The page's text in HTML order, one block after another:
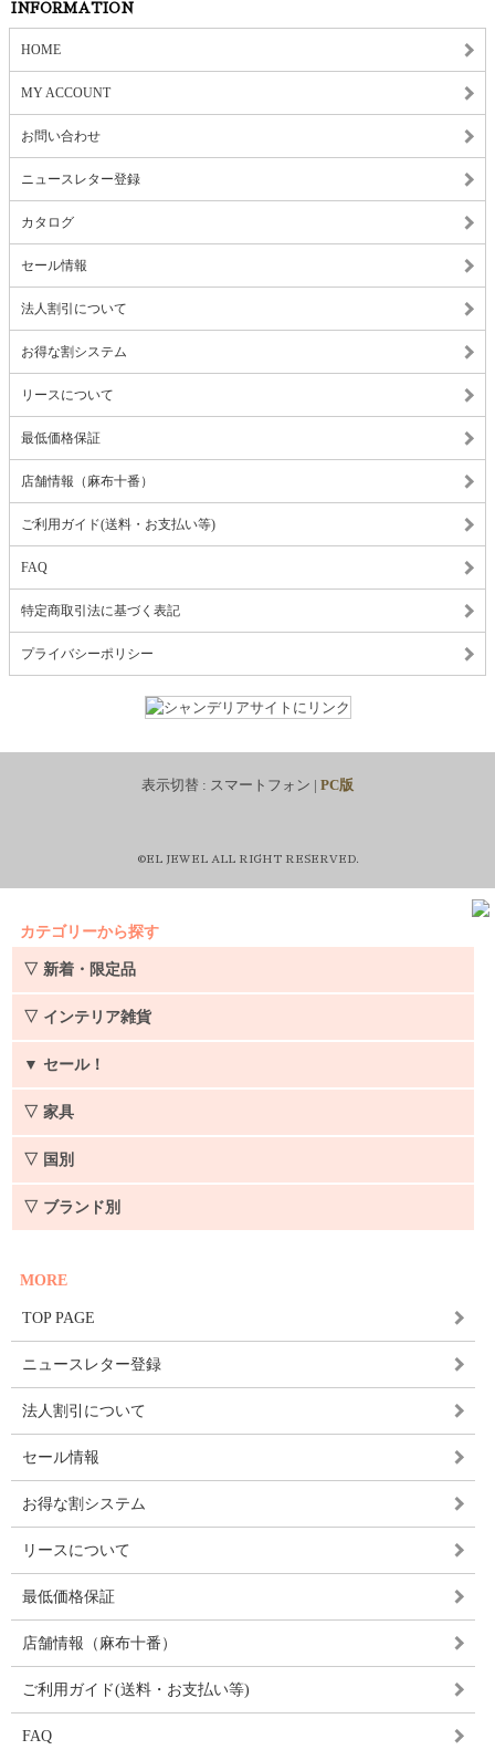
INFORMATION
HOME
MY ACCOUNT
お問い合わせ
ニュースレター登録
カタログ
セール情報
法人割引について
お得な割システム
リースについて
最低価格保証
店舗情報（麻布十番）
ご利用ガイド(送料・お支払い等)
FAQ
特定商取引法に基づく表記
プライバシーポリシー
表示切替 : スマートフォン | PC版
©EL JEWEL ALL RIGHT RESERVED.
カテゴリーから探す
▽ 新着・限定品
▽ インテリア雑貨
▼ セール！
▽ 家具
▽ 国別
▽ ブランド別
MORE
TOP PAGE
ニュースレター登録
法人割引について
セール情報
お得な割システム
リースについて
最低価格保証
店舗情報（麻布十番）
ご利用ガイド(送料・お支払い等)
FAQ